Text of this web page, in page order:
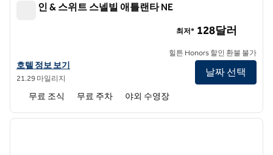
햄튼 인 & 스위트 스넬빌 애틀랜타 NE
햄튼 인 & 스위트 스넬빌 애틀랜타 NE의 호텔 정보 보기
호텔 정보 보기
21.29 마일리지
최저* 128달러
힐튼 Honors 할인 환불 불가
날짜 선택
무료 조식 무료 주차 야외 수영장
1/12
다음